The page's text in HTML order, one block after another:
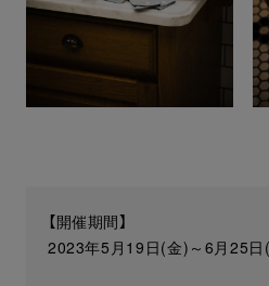
【開催期間】
2023年5月19日(金)～6月25日